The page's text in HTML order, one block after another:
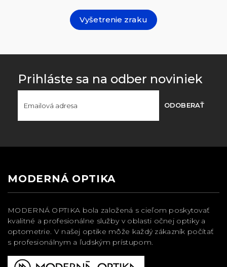
Vyšetrenie zraku
Prihláste sa na odber noviniek
ODOBERAŤ
MODERNÁ OPTIKA
MODERNÁ OPTIKA bola založená s cieľom poskytovať
kvalitné a profesionálne služby v oblasti očnej optiky a
optometrie. V našej optike môže každý zákazník počítať
s profesionálnym a ľudským prístupom.